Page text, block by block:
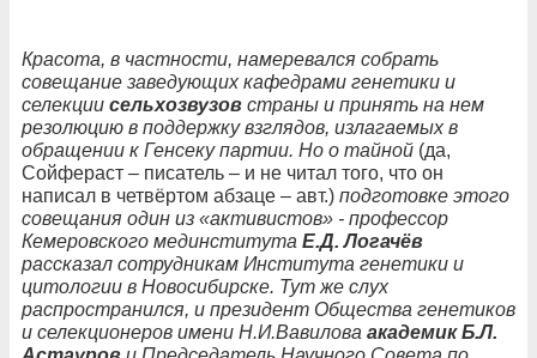
Красота, в частности, намеревался собрать
совещание заведующих кафедрами генетики и
селекции сельхозвузов страны и принять на нем
резолюцию в поддержку взглядов, излагаемых в
обращении к Генсеку партии. Но о тайной (да,
Сойфераст – писатель – и не читал того, что он
написал в четвёртом абзаце – авт.) подготовке этого
совещания один из «активистов» - профессор
Кемеровского мединститута Е.Д. Логачёв
рассказал сотрудникам Института генетики и
цитологии в Новосибирске. Тут же слух
распространился, и президент Общества генетиков
и селекционеров имени Н.И.Вавилова академик Б.Л.